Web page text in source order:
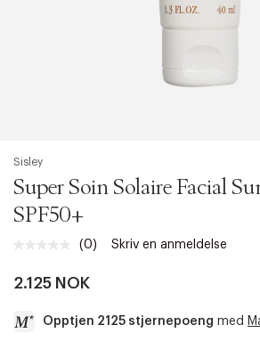
Sisley
Super Soin Solaire Facial
SPF50+
Ingen
Samme
(0) Skriv en anmeldelse
2.125 NOK
Opptjen 2125 stjernepoeng med